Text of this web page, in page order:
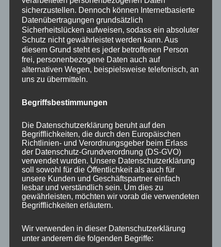
Kräfte einsetzen, sich Ziele setzen, Erfolge
haben, neue Menschen kennenlernen und und
und… .
Willkommen im Hier und Jetzt – merken Sie
wie kraftvoll sich das anfühlt?!
Ein schönes Wochenende!
Wir freuen uns auf Sie!
www.marioporten.de
sicherzustellen. Dennoch können Internetbasierte
Datenübertragungen grundsätzlich
Sicherheitslücken aufweisen, sodass ein absoluter
Schutz nicht gewährleistet werden kann. Aus
diesem Grund steht es jeder betroffenen Person
frei, personenbezogene Daten auch auf
alternativen Wegen, beispielsweise telefonisch, an
uns zu übermitteln.
Begriffsbestimmungen
Die Datenschutzerklärung beruht auf den
Begrifflichkeiten, die durch den Europäischen
Richtlinien- und Verordnungsgeber beim Erlass
der Datenschutz-Grundverordnung (DS-GVO)
verwendet wurden. Unsere Datenschutzerklärung
soll sowohl für die Öffentlichkeit als auch für
unsere Kunden und Geschäftspartner einfach
lesbar und verständlich sein. Um dies zu
gewährleisten, möchten wir vorab die verwendeten
Begrifflichkeiten erläutern.
Wir verwenden in dieser Datenschutzerklärung
unter anderem die folgenden Begriffe: